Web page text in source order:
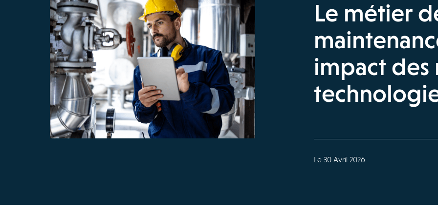
Le métier
impact des
Le 30 Avril 2026